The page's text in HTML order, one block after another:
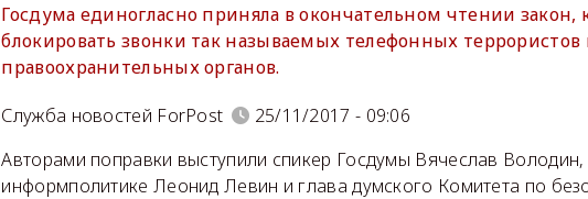
Госдума единогласно приняла в окончательном чтении закон,
блокировать звонки так называемых телефонных террористов
правоохранительных органов.
Служба новостей ForPost
25/11/2017 - 09:06
Авторами поправки выступили спикер Госдумы Вячеслав
информполитике Леонид Левин и глава думского Комитета по